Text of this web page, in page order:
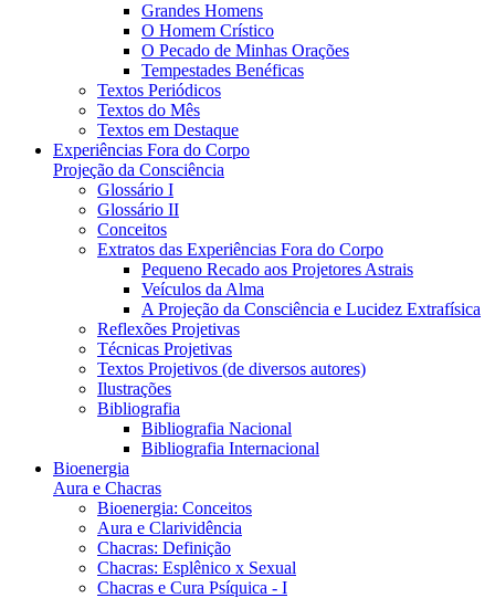
Grandes Homens
O Homem Crístico
O Pecado de Minhas Orações
Tempestades Benéficas
Textos Periódicos
Textos do Mês
Textos em Destaque
Experiências Fora do Corpo
Projeção da Consciência
Glossário I
Glossário II
Conceitos
Extratos das Experiências Fora do Corpo
Pequeno Recado aos Projetores Astrais
Veículos da Alma
A Projeção da Consciência e Lucidez Extrafísica
Reflexões Projetivas
Técnicas Projetivas
Textos Projetivos (de diversos autores)
Ilustrações
Bibliografia
Bibliografia Nacional
Bibliografia Internacional
Bioenergia
Aura e Chacras
Bioenergia: Conceitos
Aura e Clarividência
Chacras: Definição
Chacras: Esplênico x Sexual
Chacras e Cura Psíquica - I